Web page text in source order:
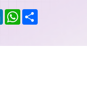
LinkedInWhatsApp